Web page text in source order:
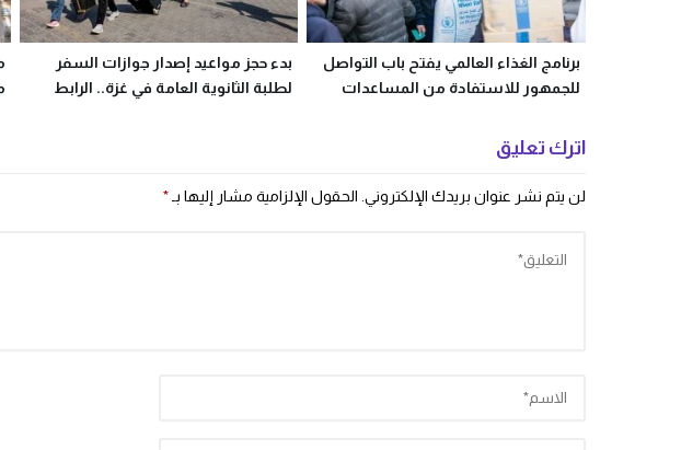
برنامج الغذاء العالمي يفتح باب التواصل
للجمهور للاستفادة من المساعدات
بدء حجز مواعيد إصدار جوازات السفر
لطلبة الثانوية العامة في غزة.. الرابط
اترك تعليق
لن يتم نشر عنوان بريدك الإلكتروني. الحقول الإلزامية مشار إليها بـ *